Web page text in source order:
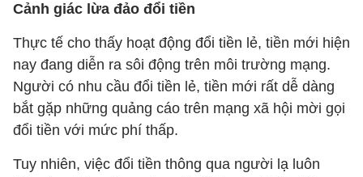
Cảnh giác lừa đảo đổi tiền
Thực tế cho thấy hoạt động đổi tiền lẻ, tiền mới hiện
nay đang diễn ra sôi động trên môi trường mạng.
Người có nhu cầu đổi tiền lẻ, tiền mới rất dễ dàng
bắt gặp những quảng cáo trên mạng xã hội mời gọi
đổi tiền với mức phí thấp.
Tuy nhiên, việc đổi tiền thông qua người lạ luôn